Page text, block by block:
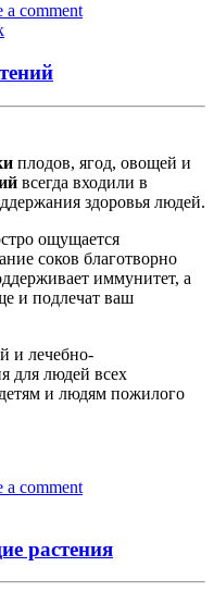
a comment
плодов, ягод, овощей и
всегда входили в
здоровья людей.
ощущается
соков благотворно
иммунитет, а
и подлечат ваш
и лечебно-
для людей всех
и людям пожилого
a comment
растения